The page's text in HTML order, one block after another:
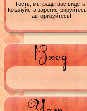
Гость, мы рады вас видеть.
Пожалуйста
авторизуйтесь!